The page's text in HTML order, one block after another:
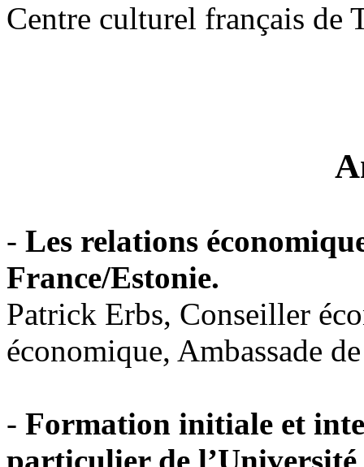
Centre culturel français de
- Les relations
France/Estonie.
Patrick Erbs, Conseiller
économique, Ambassade
- Formation initiale et